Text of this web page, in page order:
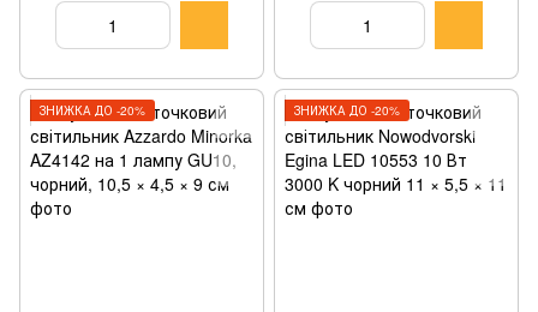
ЗНИЖКА ДО -20% ЗНИЖКА ДО -20%